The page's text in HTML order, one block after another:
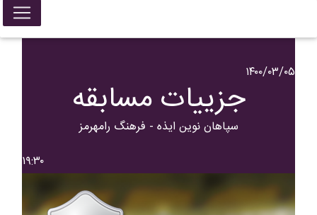
۱۴۰۰/۰۳/۰۵
جزییات مسابقه
سپاهان نوین ايذه - فرهنگ رامهرمز
۱۹:۳۰